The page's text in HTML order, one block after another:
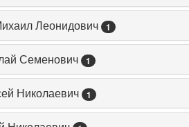
Леонидович 1
Семенович 1
Николаевич 1